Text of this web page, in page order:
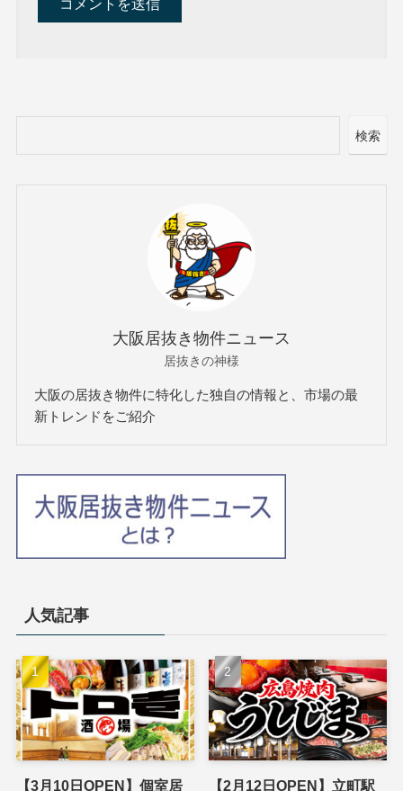
検索
大阪居抜き物件ニュース
居抜きの神様
大阪の居抜き物件に特化した独自の情報と、市場の最
新トレンドをご紹介
人気記事
【3月10日OPEN】個室居
【2月12日OPEN】立町駅